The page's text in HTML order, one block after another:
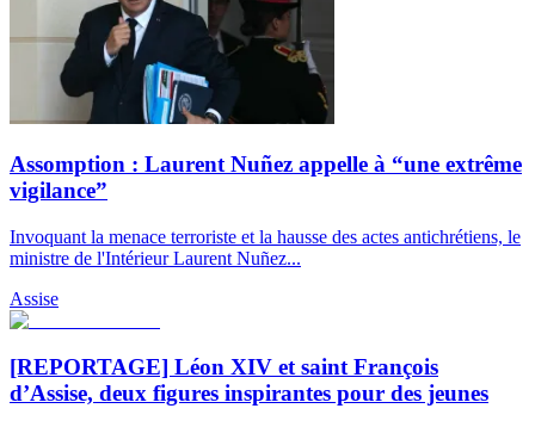
Assomption : Laurent Nuñez appelle à “une extrême
vigilance”
Invoquant la menace terroriste et la hausse des actes antichrétiens, le
ministre de l'Intérieur Laurent Nuñez...
Assise
[REPORTAGE] Léon XIV et saint François
d’Assise, deux figures inspirantes pour des jeunes